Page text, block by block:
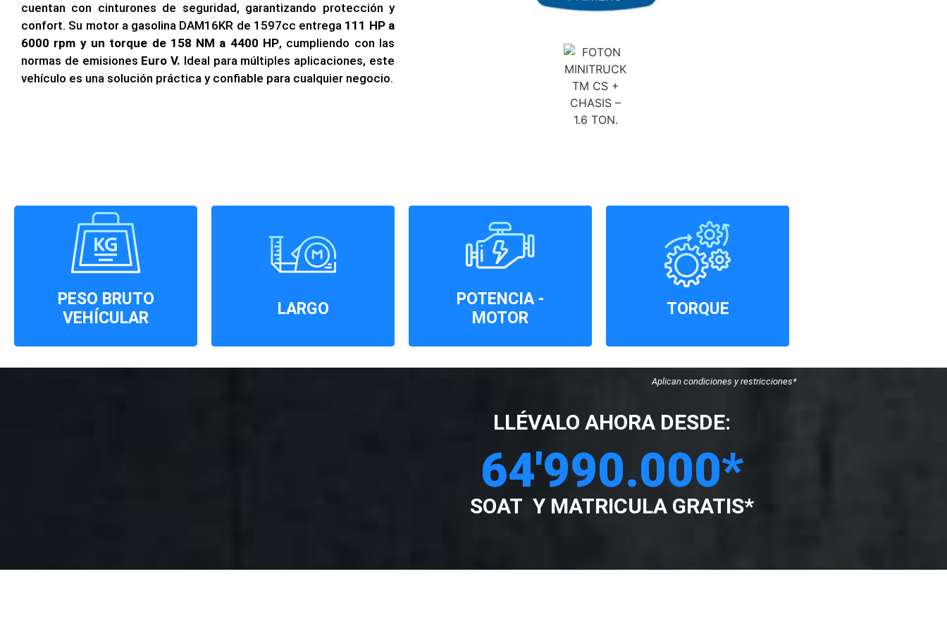
cuentan con cinturones de seguridad, garantizando protección y
confort. Su motor a gasolina DAM16KR de 1597cc entrega 111 HP a
6000 rpm y un torque de 158 NM a 4400 HP, cumpliendo con las
normas de emisiones Euro V. Ideal para múltiples aplicaciones, este
vehículo es una solución práctica y confiable para cualquier negocio.
PESO BRUTO
VEHÍCULAR
2.795 Kg
LARGO
4670 mm
POTENCIA -
MOTOR
111
HP/6000
RPM
TORQUE
158
NM/4400
HP
Aplican condiciones y restricciones*
LLÉVALO AHORA DESDE:
64'990.000*
SOAT Y MATRICULA GRATIS*